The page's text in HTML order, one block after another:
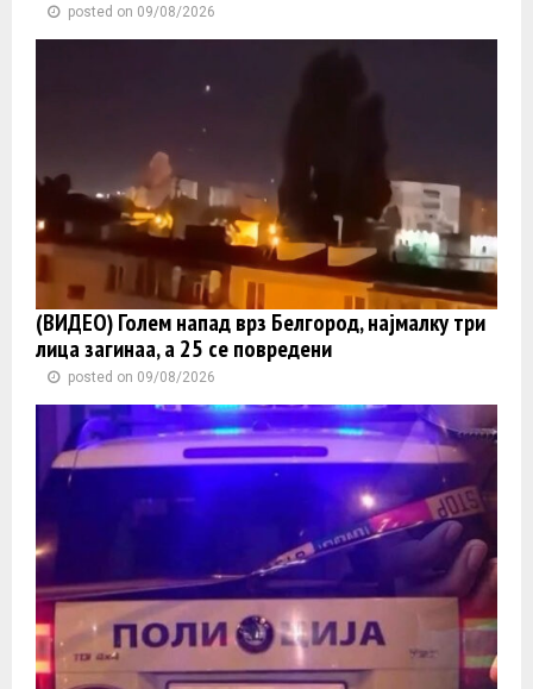
posted on 09/08/2026
(ВИДЕО) Голем напад врз Белгород, најмалку три
лица загинаа, а 25 се повредени
posted on 09/08/2026